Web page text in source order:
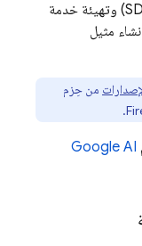
Firebase وإضافة حزمة تطوير البرامج (SDK) وتهيئة خدمة
مثيل
من حِزم
.
Google AI